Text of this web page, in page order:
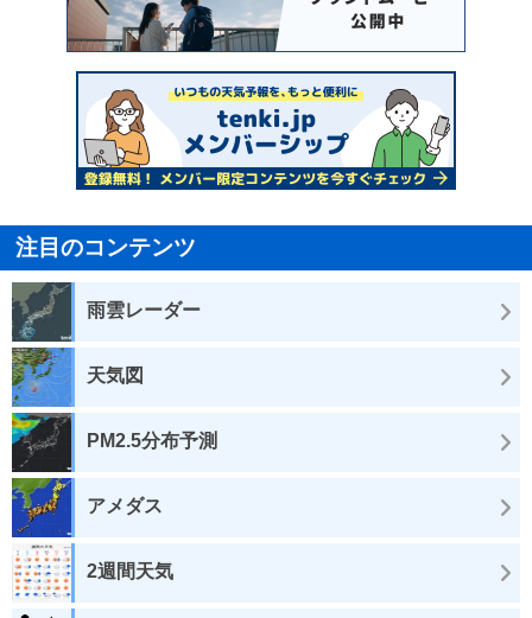
注目のコンテンツ
雨雲レーダー
天気図
PM2.5分布予測
アメダス
2週間天気